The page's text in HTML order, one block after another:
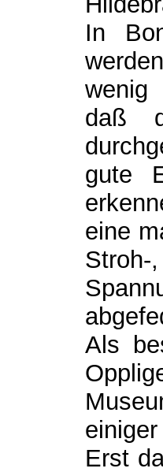
In
wenig
daß
gute
eine
Stroh-
Als
Erst